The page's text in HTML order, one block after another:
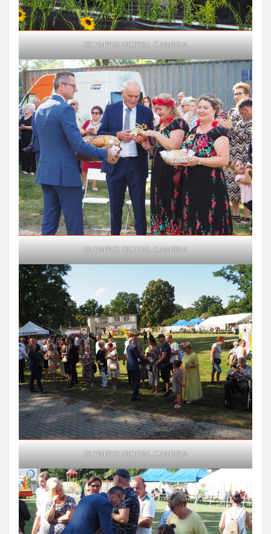
OLYMPUS DIGITAL CAMERA
OLYMPUS DIGITAL CAMERA
OLYMPUS DIGITAL CAMERA